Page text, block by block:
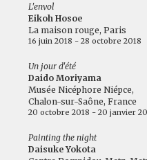
L'envol
Eikoh Hosoe
La maison rouge, Paris
16 juin 2018 - 28 octobre 2018
Un jour d'été
Daido Moriyama
Musée Nicéphore Niépce,
Chalon-sur-Saône, France
20 octobre 2018 - 20 janvier
Painting the night
Daisuke Yokota